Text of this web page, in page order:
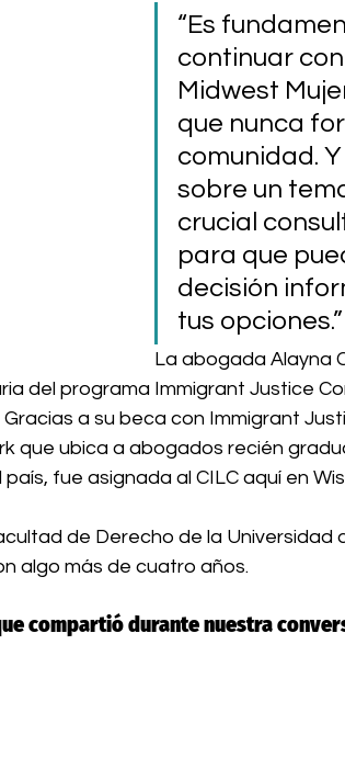
“Es
continuar
Midwest
que nunca
comunidad.
sobre un
crucial
para que
decisión
tus opciones.”
La abogada Alayna
del programa Immigrant Justice
Gracias a su beca con Immigrant
que ubica a abogados recién
fue asignada al CILC aquí en
de Derecho de la Universidad
algo más de cuatro años.
compartió durante nuestra